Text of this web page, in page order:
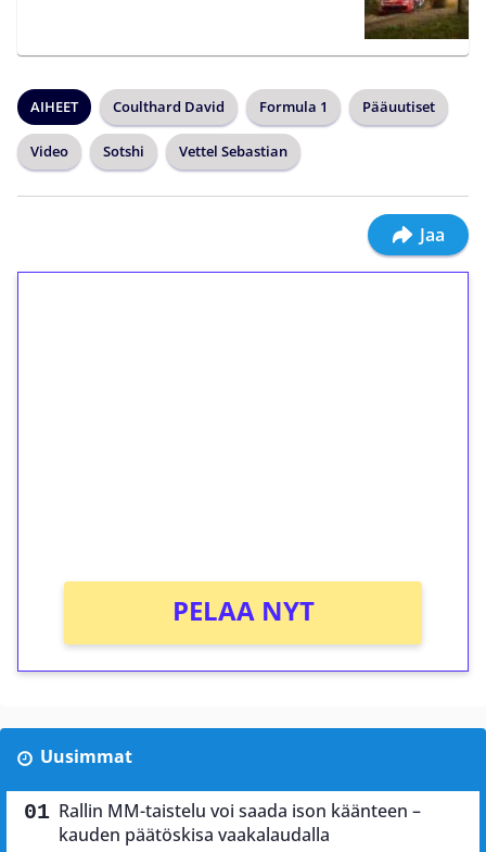
AIHEET Coulthard David Formula 1 Pääuutiset
Video Sotshi Vettel Sebastian
Jaa
PELAA NYT
Uusimmat
Rallin MM-taistelu voi saada ison käänteen –
kauden päätöskisa vaakalaudalla